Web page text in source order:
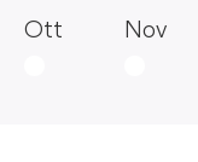
Ott Nov